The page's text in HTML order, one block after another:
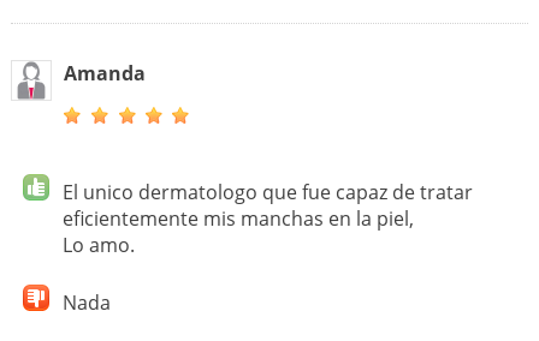
Amanda
El unico dermatologo que fue capaz de tratar
eficientemente mis manchas en la piel,
Lo amo.
Nada